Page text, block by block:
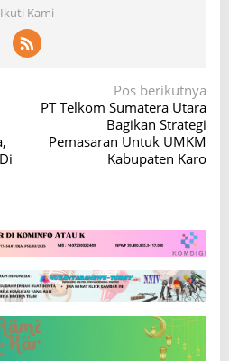
Ikuti Kami
Pos berikutnya
PT Telkom Sumatera Utara
Bagikan Strategi
Pemasaran Untuk UMKM
Kabupaten Karo